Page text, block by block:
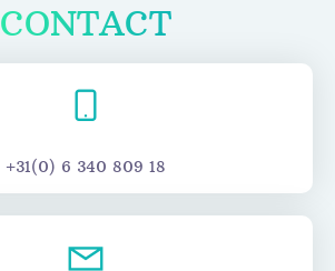
CONTACT
+31(0) 6 340 809 18